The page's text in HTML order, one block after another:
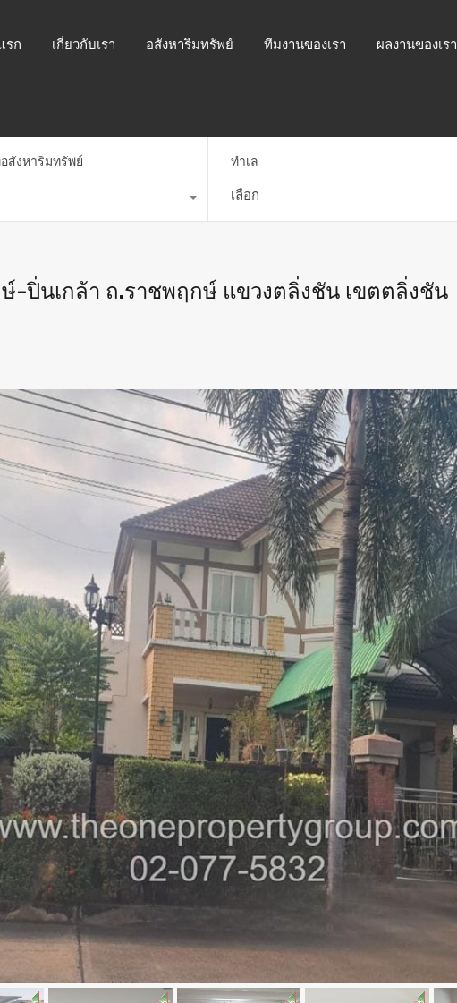
รก เกี่ยวกับเรา อสังหาริมทรัพย์ ทีมงานของเรา ผลงานของเรา
สังหาริมทรัพย์ ทำเล
เลือก
-ปิ่นเกล้า ถ.ราชพฤกษ์ แขวงตลิ่งชัน เขตตลิ่งชัน